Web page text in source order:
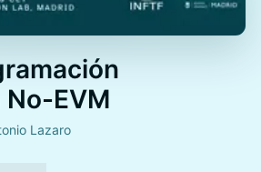
EVM
Lazaro